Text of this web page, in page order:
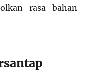
rasa bahan-